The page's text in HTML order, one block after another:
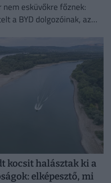
nem esküvőkre főznek:
a BYD dolgozóinak, az
kocsit halásztak ki a
elképesztő, mi